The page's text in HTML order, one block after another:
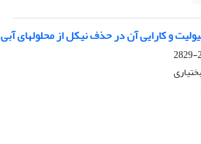
و کارایی آن در حذف نیکل از محلولهای آبی